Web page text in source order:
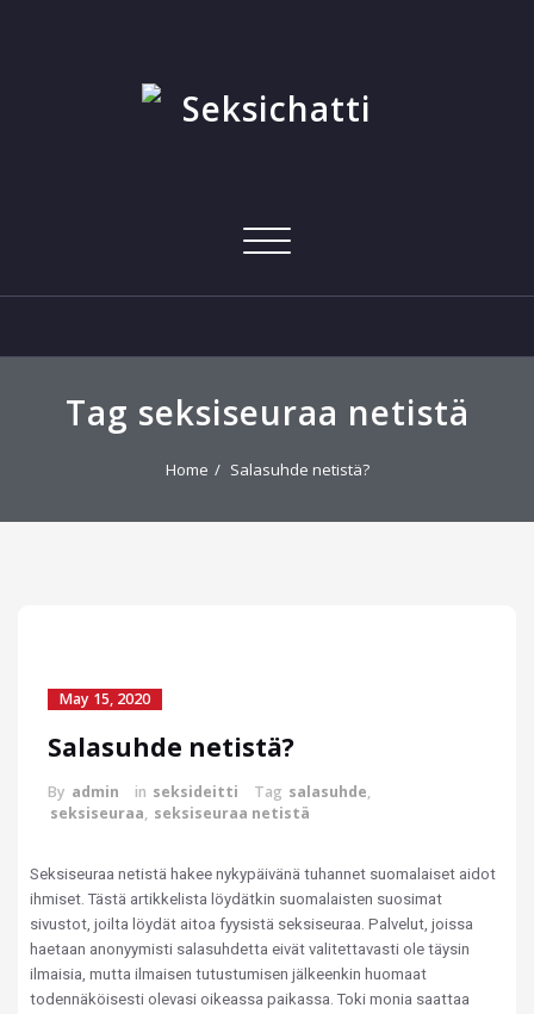
Toggle
Tag seksiseuraa netistä
Home Salasuhde netistä?
May 15, 2020
Salasuhde netistä?
By admin in seksideitti Tag salasuhde,
seksiseuraa, seksiseuraa netistä
Seksiseuraa netistä hakee nykypäivänä tuhannet suomalaiset aidot
ihmiset. Tästä artikkelista löydätkin suomalaisten suosimat
sivustot, joilta löydät aitoa fyysistä seksiseuraa. Palvelut, joissa
haetaan anonyymisti salasuhdetta eivät valitettavasti ole täysin
ilmaisia, mutta ilmaisen tutustumisen jälkeenkin huomaat
todennäköisesti olevasi oikeassa paikassa. Toki monia saattaa